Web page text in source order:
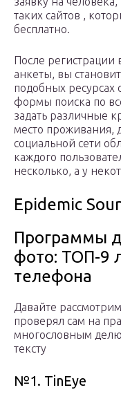
таких сайтов ,
бесплатно.
После регистрации
анкеты, вы
подобных
формы поиска по
задать различные
место проживания,
социальной сети
каждого
несколько, а у
Epidemic
Программы
фото: ТОП-9
телефона
Давайте
проверял сам на
многословным
тексту
№1. TinEye